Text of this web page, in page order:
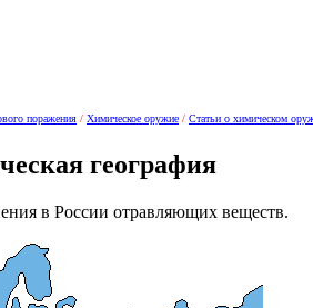
поражения / Химическое оружие / Статьи о химическом
география
в России отравляющих веществ.